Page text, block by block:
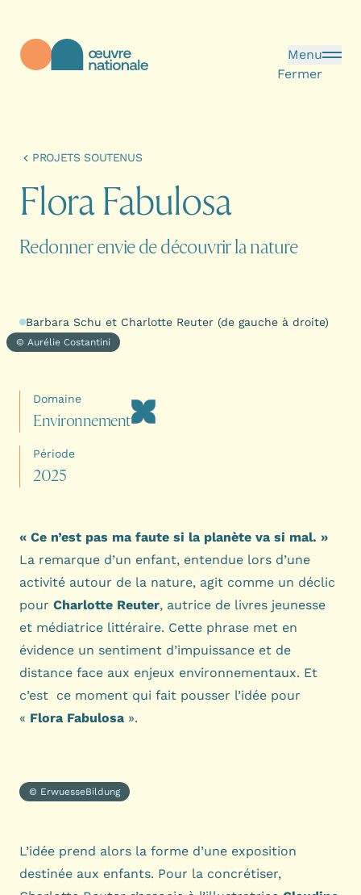
Menu
Fermer
PROJETS SOUTENUS
FloraFabulosa
Redonner envie de découvrir la nature
Barbara Schu et Charlotte Reuter (de gauche à droite)
© Aurélie Costantini
Domaine
Environnement
Période
2025
« Ce n’est pas ma faute si la planète va si mal. »
La remarque d’un enfant, entendue lors d’une
activité autour de la nature, agit comme un déclic
pour Charlotte Reuter, autrice de livres jeunesse
et médiatrice littéraire. Cette phrase met en
évidence un sentiment d’impuissance et de
distance face aux enjeux environnementaux. Et
c’est ce moment qui fait pousser l’idée pour
« Flora Fabulosa ».
© ErwuesseBildung
L’idée prend alors la forme d’une exposition
destinée aux enfants. Pour la concrétiser,